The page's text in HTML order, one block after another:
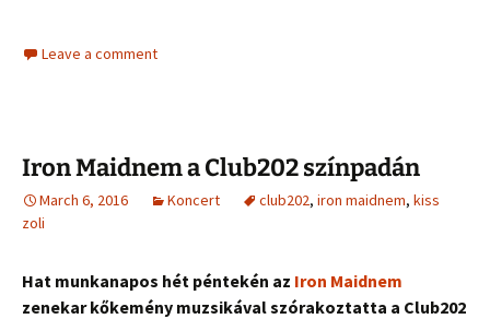
Leave a comment
Iron Maidnem a Club202 színpadán
March 6, 2016 Koncert club202, iron maidnem, kiss
zoli
Hat munkanapos hét péntekén az Iron Maidnem
zenekar kőkemény muzsikával szórakoztatta a Club202